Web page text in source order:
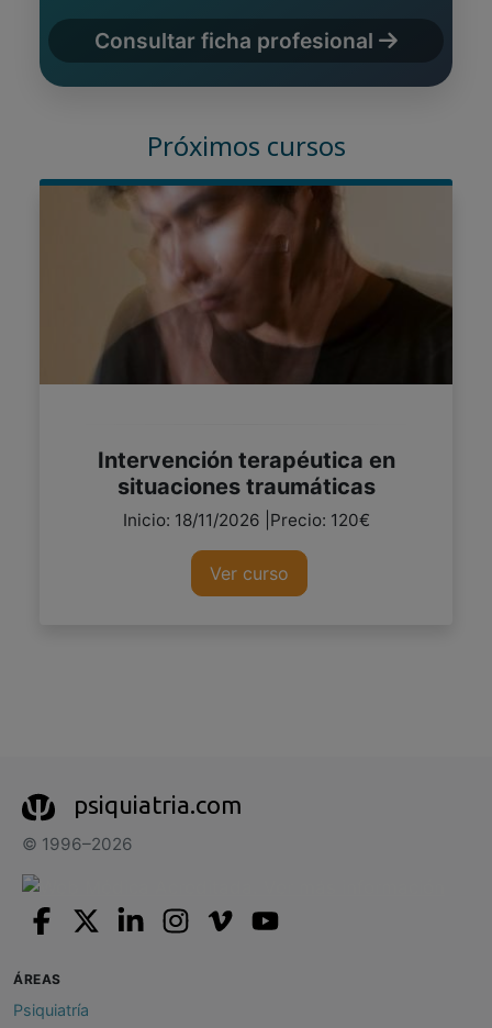
Consultar ficha profesional
Próximos cursos
Intervención terapéutica en
situaciones traumáticas
Inicio: 18/11/2026 |Precio: 120€
Ver curso
psiquiatria.com
© 1996–2026
ÁREAS
Psiquiatría